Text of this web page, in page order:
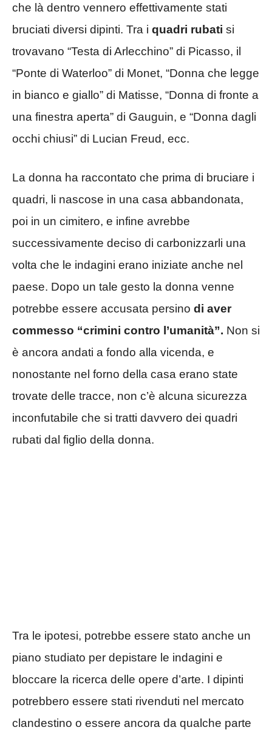
che là dentro vennero effettivamente stati
bruciati diversi dipinti. Tra i quadri rubati si
trovavano “Testa di Arlecchino” di Picasso, il
“Ponte di Waterloo” di Monet, “Donna che legge
in bianco e giallo” di Matisse, “Donna di fronte a
una finestra aperta” di Gauguin, e “Donna dagli
occhi chiusi” di Lucian Freud, ecc.
La donna ha raccontato che prima di bruciare i
quadri, li nascose in una casa abbandonata,
poi in un cimitero, e infine avrebbe
successivamente deciso di carbonizzarli una
volta che le indagini erano iniziate anche nel
paese. Dopo un tale gesto la donna venne
potrebbe essere accusata persino di aver
commesso “crimini contro l’umanità”. Non si
è ancora andati a fondo alla vicenda, e
nonostante nel forno della casa erano state
trovate delle tracce, non c’è alcuna sicurezza
inconfutabile che si tratti davvero dei quadri
rubati dal figlio della donna.
Tra le ipotesi, potrebbe essere stato anche un
piano studiato per depistare le indagini e
bloccare la ricerca delle opere d’arte. I dipinti
potrebbero essere stati rivenduti nel mercato
clandestino o essere ancora da qualche parte